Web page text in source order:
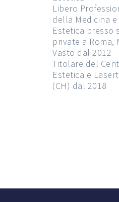
Libero
della Medicina
Estetica presso
private a Roma,
Vasto dal 2012
Titolare del
Estetica e